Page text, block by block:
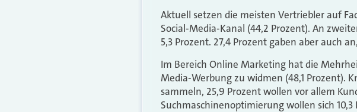
Aktuell setzen die meisten Vertriebler auf
Social-Media-Kanal (44,2 Prozent). An
5,3 Prozent. 27,4 Prozent gaben aber auch
Im Bereich Online Marketing hat die
Media-Werbung zu widmen (48,1 Prozent).
sammeln, 25,9 Prozent wollen vor allem
Suchmaschinenoptimierung wollen sich 10,3